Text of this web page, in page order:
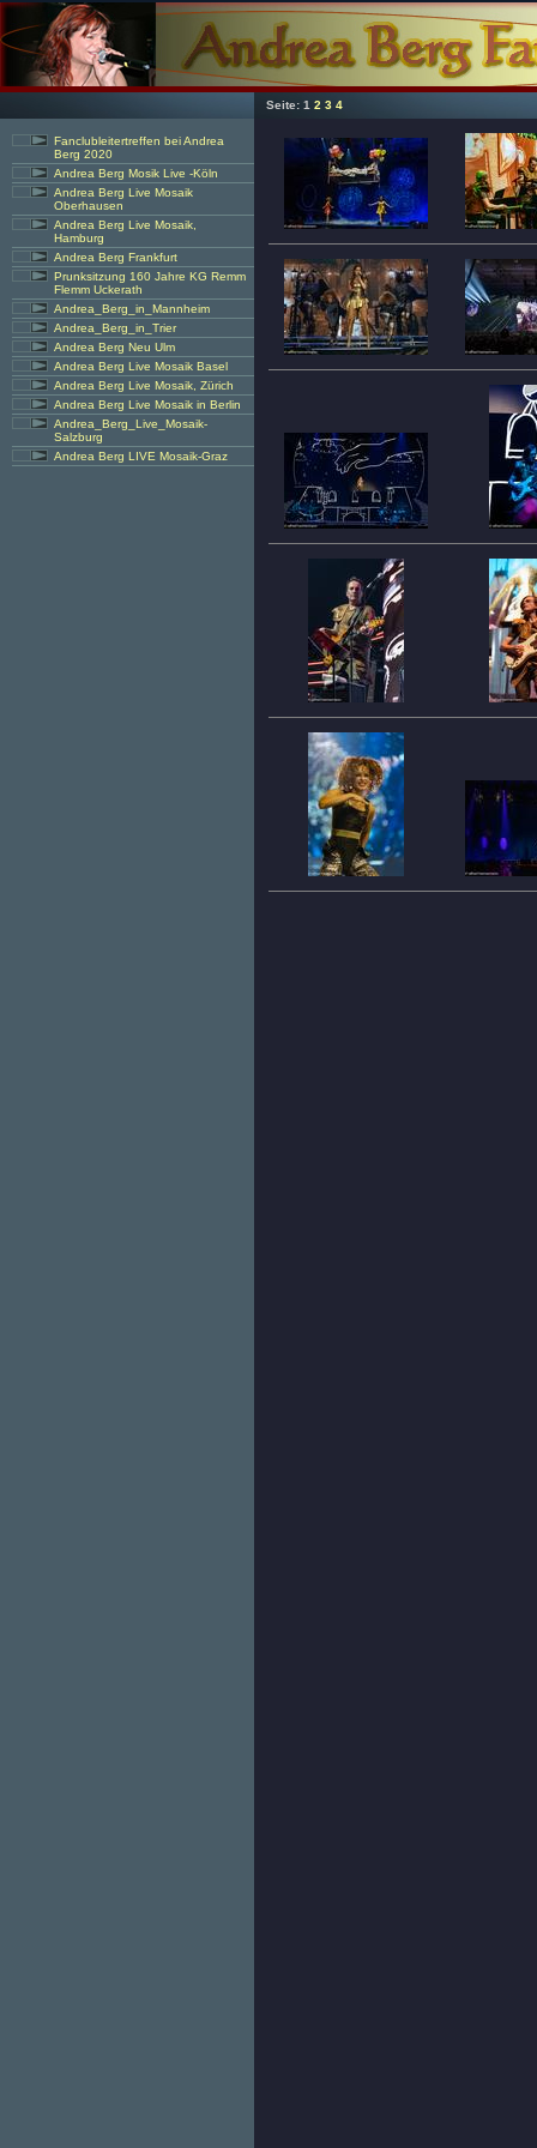
Seite: 1 2 3 4
Fanclubleitertreffen bei Andrea
Berg 2020
Andrea Berg Mosik Live -Köln
Andrea Berg Live Mosaik
Oberhausen
Andrea Berg Live Mosaik,
Hamburg
Andrea Berg Frankfurt
Prunksitzung 160 Jahre KG Remm
Flemm Uckerath
Andrea_Berg_in_Mannheim
Andrea_Berg_in_Trier
Andrea Berg Neu Ulm
Andrea Berg Live Mosaik Basel
Andrea Berg Live Mosaik, Zürich
Andrea Berg Live Mosaik in Berlin
Andrea_Berg_Live_Mosaik-
Salzburg
Andrea Berg LIVE Mosaik-Graz